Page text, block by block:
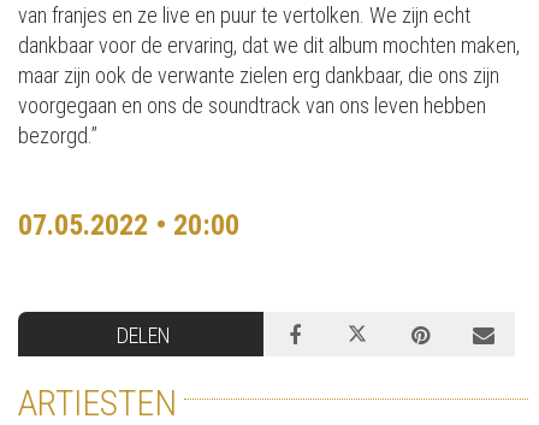
van franjes en ze live en puur te vertolken. We zijn echt
dankbaar voor de ervaring, dat we dit album mochten maken,
maar zijn ook de verwante zielen erg dankbaar, die ons zijn
voorgegaan en ons de soundtrack van ons leven hebben
bezorgd.”
07.05.2022 • 20:00
DELEN
ARTIESTEN